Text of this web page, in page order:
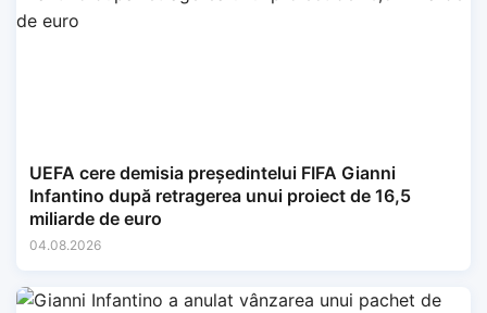
UEFA cere demisia președintelui FIFA Gianni
Infantino după retragerea unui proiect de 16,5
miliarde de euro
04.08.2026